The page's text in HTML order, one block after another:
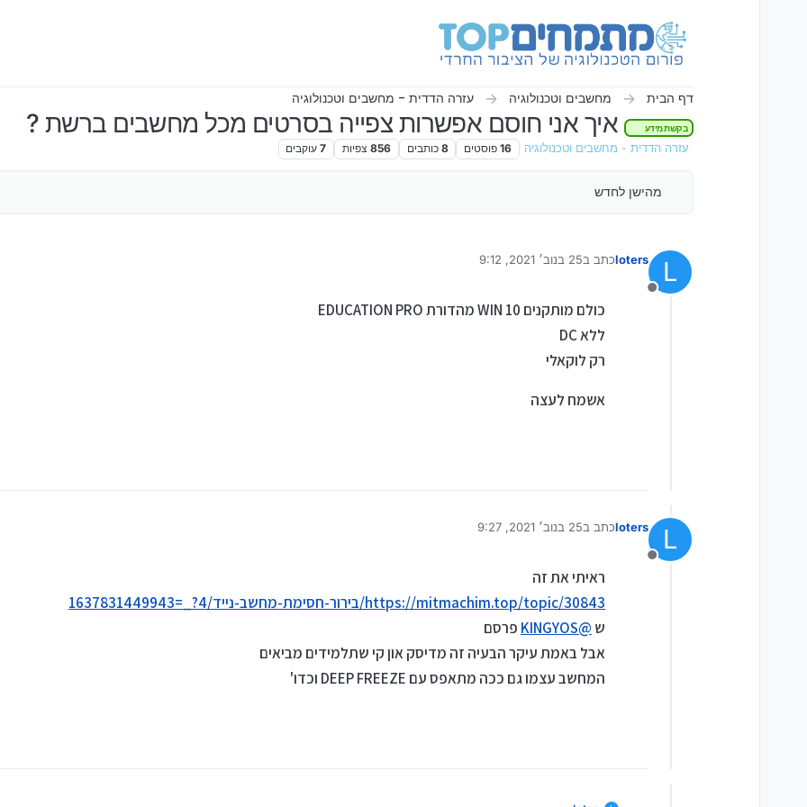
דף הבית מחשבים וטכנולוגיה עזרה הדדית - מחשבים וטכנולוגיה
בקשת מידע איך אני חוסם אפשרות צפייה בסרטים מכל מחשבים ברשת ?
עזרה הדדית - מחשבים וטכנולוגיה 16 פוסטים 8 כותבים 856 צפיות 7 עוקבים
מהישן לחדש
L
מנותק
lotersכתב ב25 בנוב׳ 2021, 9:12
נערך לאחרונה על ידי
כולם מותקנים WIN 10 מהדורת EDUCATION PRO
ללא DC
רק לוקאלי
אשמח לעצה
L
מנותק
lotersכתב ב25 בנוב׳ 2021, 9:27
נערך לאחרונה על ידי
ראיתי את זה
https://mitmachim.top/topic/30843/בירור-חסימת-מחשב-נייד/4?_=1637831449943
ש @
KINGYOS פרסם
אבל באמת עיקר הבעיה זה מדיסק און קי שתלמידים מביאים
המחשב עצמו גם ככה מתאפס עם DEEP FREEZE וכדו'